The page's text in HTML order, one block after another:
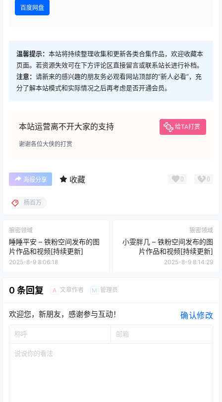
百度网盘
温馨提示： 本站将持续整理收集和更新各类合集作品，欢迎收藏本
页面。若资源失效可在下方评论区直接留言或联系站长进行补档。
注意： 请新来的感兴趣的朋友务必观看网站顶部的“新人必看”，充
分了解本站模式和实际情况之后再考虑是否开通会员。
本站运营离不开大家的支持 给TA打赏
谢谢各位大侠的打赏
海报分享 收藏 0 0
杨百万
狼密领域
睡睡平安 – 铁粉空间发布的图
片作品和视频[持续更新]
2025-8-9 8:06:18
狼密领域
小雯胖几 – 铁粉空间发布的图
片作品和视频[持续更新]
2025-8-9 8:14:29
0 条回复 A 文章作者 M 管理员
欢迎您，新朋友，感谢参与互动！ 确认修改